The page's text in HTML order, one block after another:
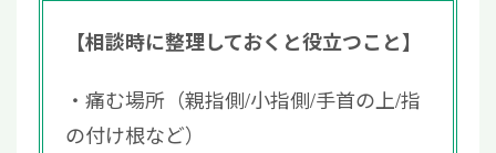
【相談時に整理しておくと役立つこと】
痛む場所（親指側/小指側/手首の上/指
の付け根など）